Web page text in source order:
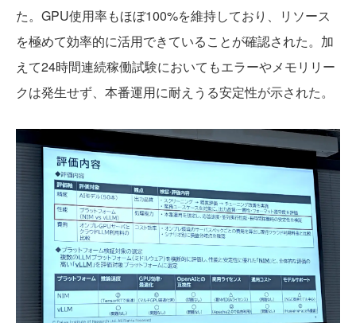
た。GPU使用率もほぼ100%を維持しており、リソース
を極めて効率的に活用できていることが確認された。加
えて24時間連続稼働試験においてもエラーやメモリリー
クは発生せず、本番運用に耐えうる安定性が示された。